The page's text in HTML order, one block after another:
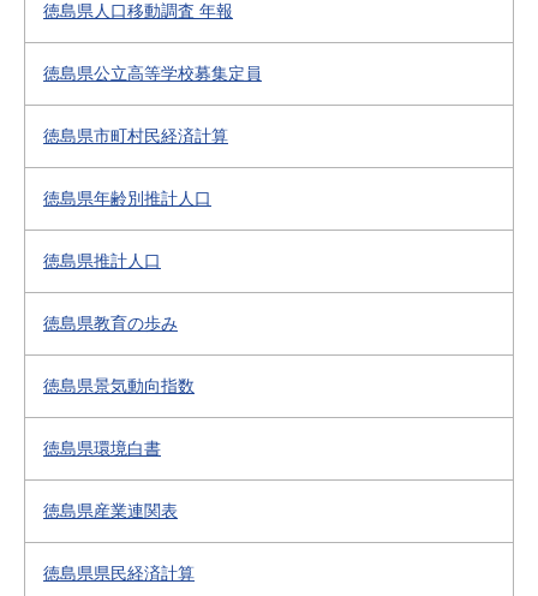
徳島県人口移動調査 年報
徳島県公立高等学校募集定員
徳島県市町村民経済計算
徳島県年齢別推計人口
徳島県推計人口
徳島県教育の歩み
徳島県景気動向指数
徳島県環境白書
徳島県産業連関表
徳島県県民経済計算